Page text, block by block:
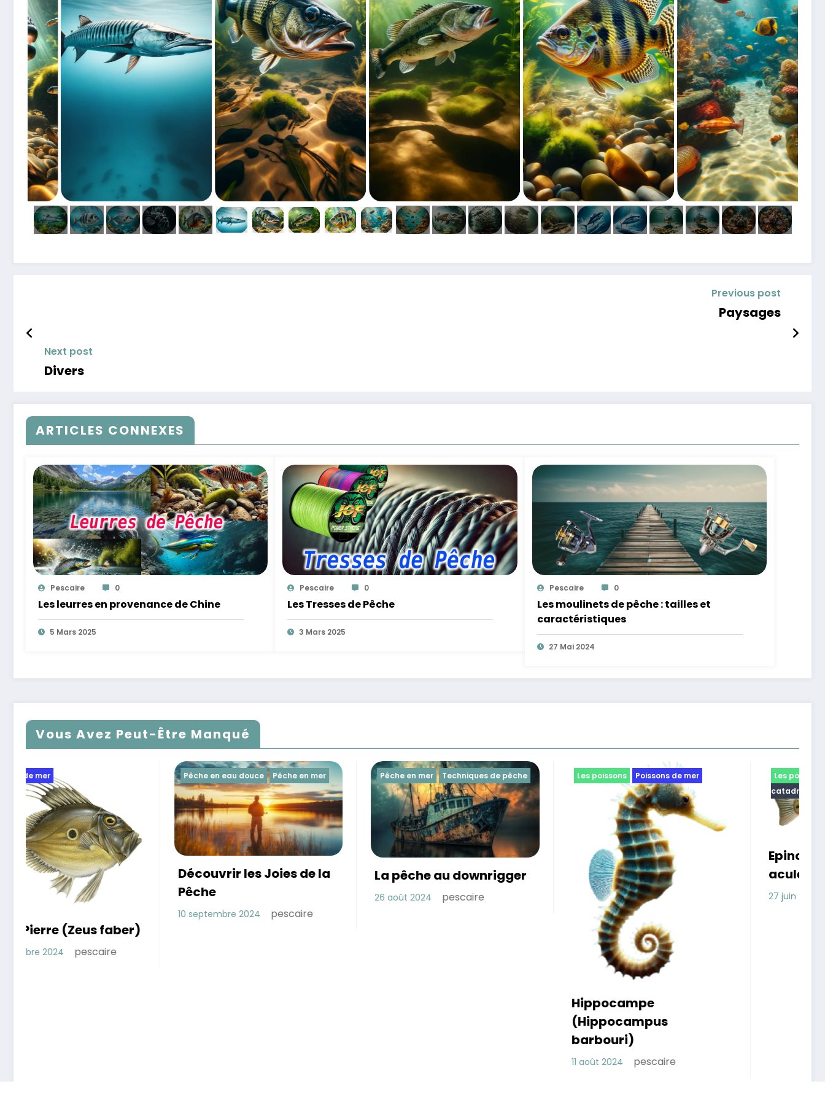
Previous post
Paysages
Next post
Divers
ARTICLES CONNEXES
Pescaire 0
Les leurres en provenance de Chine
5 Mars 2025
Pescaire 0
Les Tresses de Pêche
3 Mars 2025
Pescaire 0
Les moulinets de pêche : tailles et
caractéristiques
27 Mai 2024
Vous Avez Peut-Être Manqué
Pêche en eau douce Pêche en mer
Découvrir les Joies de la
Pêche
Pêche en mer Techniques de pêche
La pêche au downrigger
Les poissons Poissons de mer Les poissons
Poissons anadromes et
catadromes
Epinoche (Gasterosteus
aculeatus)
27 juin 2024